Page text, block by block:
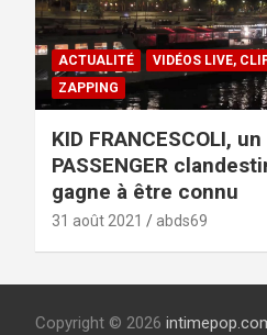
ACTUALITÉ
VIDÉOS LIVE,
ZAPPING
KID FRANCESCOLI, un
PASSENGER
gagne à être connu
31 août 2021 abds69
Copyright © 2026